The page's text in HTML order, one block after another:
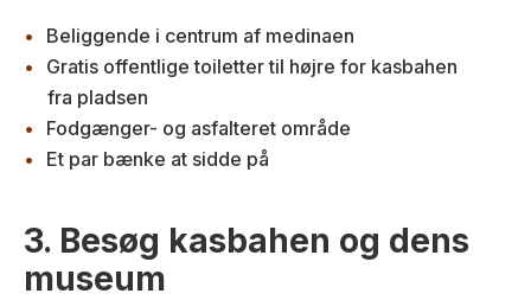
Beliggende i centrum af medinaen
Gratis offentlige toiletter til højre for kasbahen
fra pladsen
Fodgænger- og asfalteret område
Et par bænke at sidde på
3. Besøg kasbahen og dens
museum